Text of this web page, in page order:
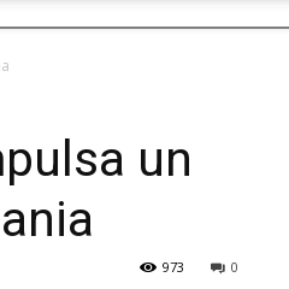
Vinos
un
0
973